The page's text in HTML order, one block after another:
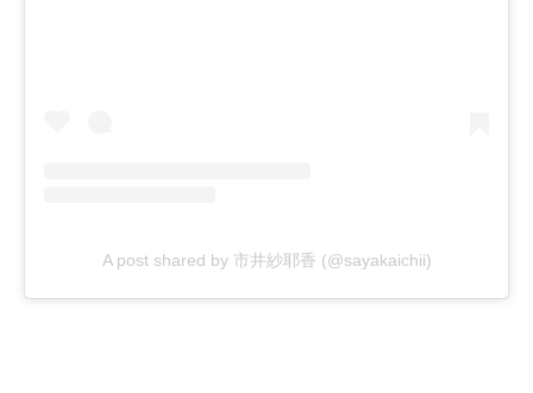
A post shared by 市井紗耶香 (@sayakaichii)